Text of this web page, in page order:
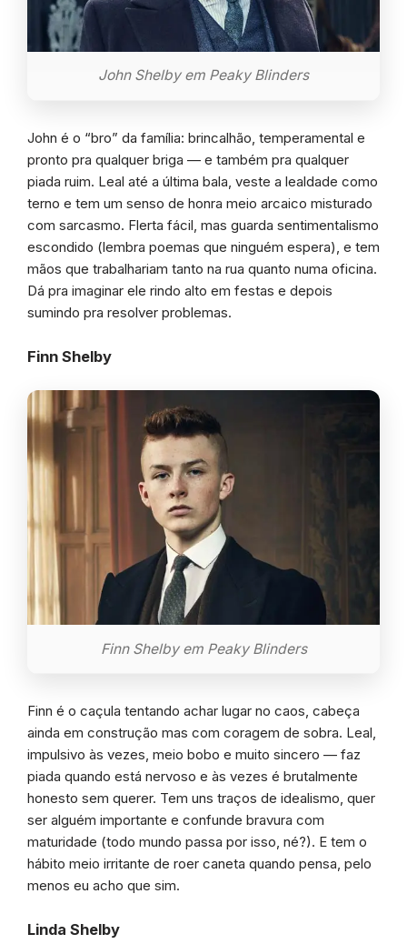
John Shelby em Peaky Blinders
John é o “bro” da família: brincalhão, temperamental e
pronto pra qualquer briga — e também pra qualquer
piada ruim. Leal até a última bala, veste a lealdade como
terno e tem um senso de honra meio arcaico misturado
com sarcasmo. Flerta fácil, mas guarda sentimentalismo
escondido (lembra poemas que ninguém espera), e tem
mãos que trabalhariam tanto na rua quanto numa oficina.
Dá pra imaginar ele rindo alto em festas e depois
sumindo pra resolver problemas.
Finn Shelby
Finn Shelby em Peaky Blinders
Finn é o caçula tentando achar lugar no caos, cabeça
ainda em construção mas com coragem de sobra. Leal,
impulsivo às vezes, meio bobo e muito sincero — faz
piada quando está nervoso e às vezes é brutalmente
honesto sem querer. Tem uns traços de idealismo, quer
ser alguém importante e confunde bravura com
maturidade (todo mundo passa por isso, né?). E tem o
hábito meio irritante de roer caneta quando pensa, pelo
menos eu acho que sim.
Linda Shelby